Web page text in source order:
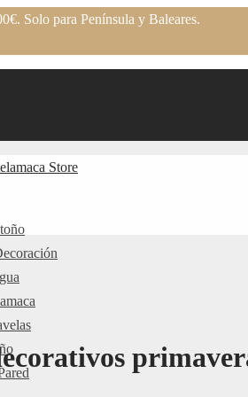
Solo para Península y Baleares.